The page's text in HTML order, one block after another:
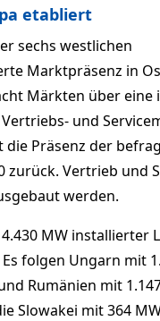
etabliert
sechs westlichen
Marktpräsenz in
Märkten über eine
und
die Präsenz der
zurück. Vertrieb und
werden.
MW installierter
folgen Ungarn mit
Rumänien mit
Slowakei mit 364